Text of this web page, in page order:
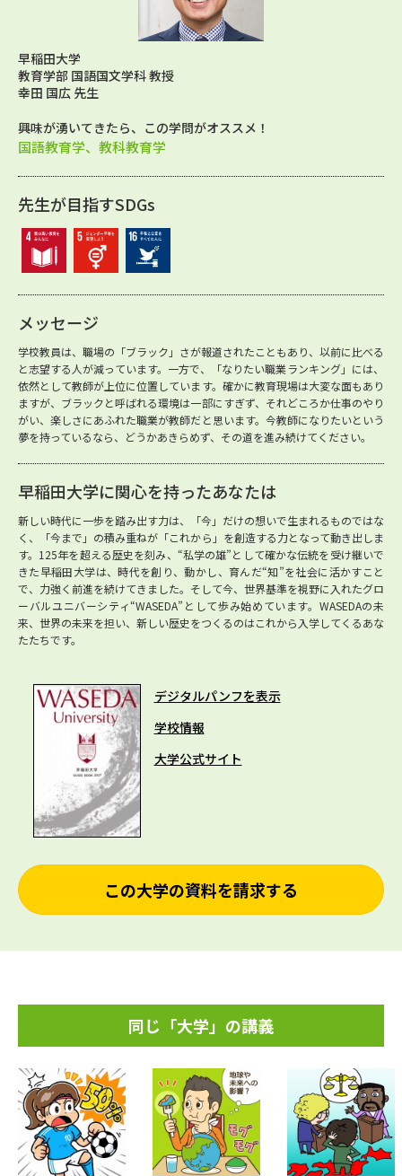
早稲田大学
教育学部 国語国文学科 教授
幸田 国広 先生
興味が湧いてきたら、この学問がオススメ！
国語教育学、教科教育学
先生が目指すSDGs
メッセージ
学校教員は、職場の「ブラック」さが報道されたこともあり、以前に比べる
と志望する人が減っています。一方で、「なりたい職業ランキング」には、
依然として教師が上位に位置しています。確かに教育現場は大変な面もあり
ますが、ブラックと呼ばれる環境は一部にすぎず、それどころか仕事のやり
がい、楽しさにあふれた職業が教師だと思います。今教師になりたいという
夢を持っているなら、どうかあきらめず、その道を進み続けてください。
早稲田大学に関心を持ったあなたは
新しい時代に一歩を踏み出す力は、「今」だけの想いで生まれるものではな
く、「今まで」の積み重ねが「これから」を創造する力となって動き出しま
す。125年を超える歴史を刻み、“私学の雄”として確かな伝統を受け継いで
きた早稲田大学は、時代を創り、動かし、育んだ“知”を社会に活かすこと
で、力強く前進を続けてきました。そして今、世界基準を視野に入れたグロ
ーバルユニバーシティ“WASEDA”として歩み始めています。WASEDAの未
来、世界の未来を担い、新しい歴史をつくるのはこれから入学してくるあな
たたちです。
デジタルパンフを表示
学校情報
大学公式サイト
この大学の資料を請求する
同じ「大学」の講義